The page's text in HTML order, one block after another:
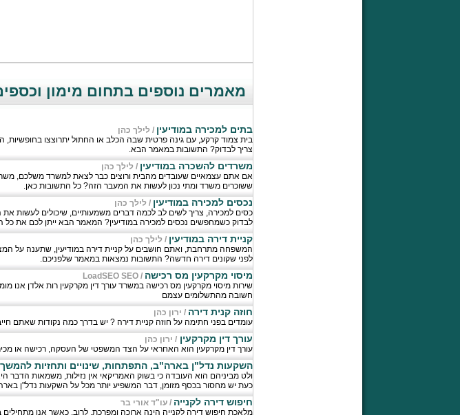
מאמרים נוספים בתחום מימון
בתים למכירה במודיעין /לילך כהן
בית צמוד קרקע, עם גינה פרטית שבה הכלב או החתול יתרוצצו בחופשיות,
צריך לבדוק? התשובות במאמר הבא.
משרדים להשכרה במודיעין /לילך כהן
אם אתם עצמאיים שעובדים מהבית ורוצים כבר לצאת למשרד משלכם,
ששוכרים משרד ומתי נכון לעשות את המעבר הזה? כל התשובות כאן.
נכסים למכירה במודיעין /לילך כהן
כסים למכירה, צריך לשים לב לכמה דברים משמעותיים, שיכולים לעשות
לבדוק כשמחפשים נכסים למכירה במודיעין? המאמר הבא ייתן לכם את כל
קניית דירה במודיעין /לילך כהן
המשפחה מתרחבת, ואתם חושבים על קניית דירה במודיעין, שתענה על
לפני שקונים דירה חדשה? התשובות נמצאות במאמר שלפניכם.
מיסוי מקרקעין מס רכישה /
LoadSEO SEO
שירות מיסוי מקרקעין מס רכישה במשרד עורך דין מקרקעין רות אלדן אנו
חשובה מהתשלומים עצמם
חוזה קנית דירה / ירון כהן
עומדים בפני חתימה על חוזה קניית דירה ? יש בדרך כמה נקודות שאתם
עורך דין מקרקעין/ ירון כהן
עורך דין מקרקעין הוא האחראי על הצד המשפטי של העסקה, רכישה או
השקעות נדל"ן בארה"ב, התפתחות, שינויים ותחזיות
ולט מביניהם הוא העובדה כי בשוק האמריקאי אין נזילות, משמאות הדבר
כעת יש מחסור בכסף מזומן, דבר המשפיע יותר מכל על השקעות נדל"ן
חיפוש דירה לקנייה /עו"ד אורי בר
מלאכת חיפוש דירה לקנייה הינה ארוכה ומפרכת. לרוב, כאשר אנו מתחילים